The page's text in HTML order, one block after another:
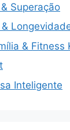
Superação
& Fitness
Inteligente